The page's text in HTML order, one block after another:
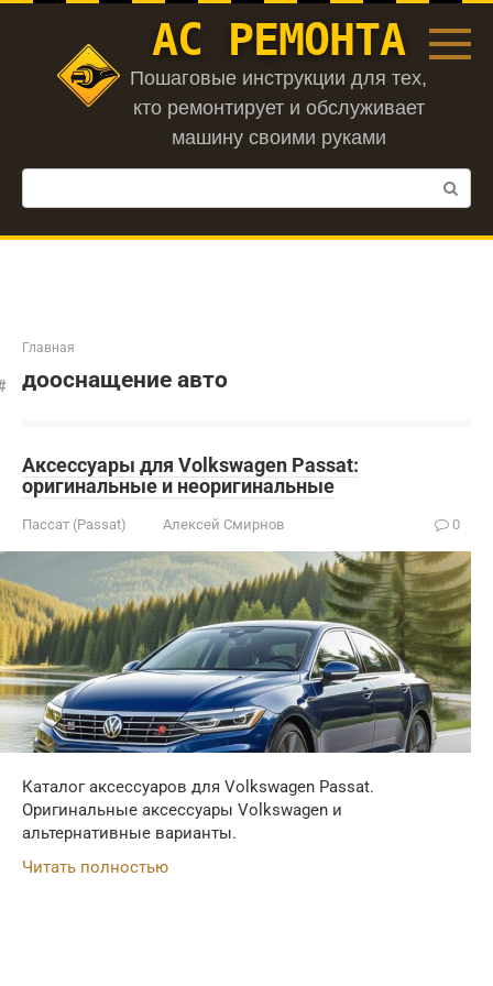
Перейти
АС РЕМОНТА
Пошаговые инструкции для тех,
кто ремонтирует и обслуживает
машину своими руками
Поиск:
Главная
дооснащение авто
Аксессуары для Volkswagen Passat:
оригинальные и неоригинальные
Пассат (Passat) Алексей Смирнов 0
Каталог аксессуаров для Volkswagen Passat.
Оригинальные аксессуары Volkswagen и
альтернативные варианты.
Читать полностью